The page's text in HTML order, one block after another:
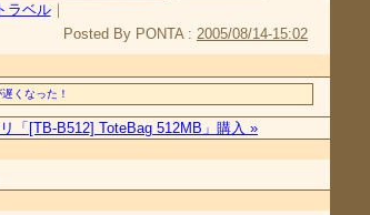
ラベル｜
Posted By PONTA : 2005/08/14-15:02
くなった！
「[TB-B512] ToteBag 512MB」購入 »